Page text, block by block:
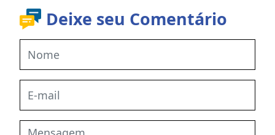
Deixe seu Comentário